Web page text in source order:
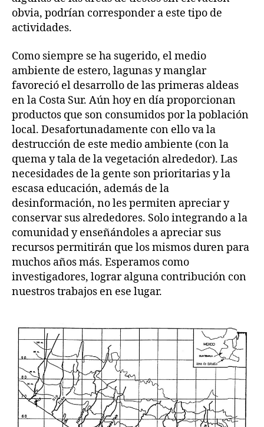
obvia, podrían corresponder a este tipo de
actividades.
Como siempre se ha sugerido, el medio
ambiente de estero, lagunas y manglar
favoreció el desarrollo de las primeras aldeas
en la Costa Sur. Aún hoy en día proporcionan
productos que son consumidos por la población
local. Desafortunadamente con ello va la
destrucción de este medio ambiente (con la
quema y tala de la vegetación alrededor). Las
necesidades de la gente son prioritarias y la
escasa educación, además de la
desinformación, no les permiten apreciar y
conservar sus alrededores. Solo integrando a la
comunidad y enseñándoles a apreciar sus
recursos permitirán que los mismos duren para
muchos años más. Esperamos como
investigadores, lograr alguna contribución con
nuestros trabajos en ese lugar.